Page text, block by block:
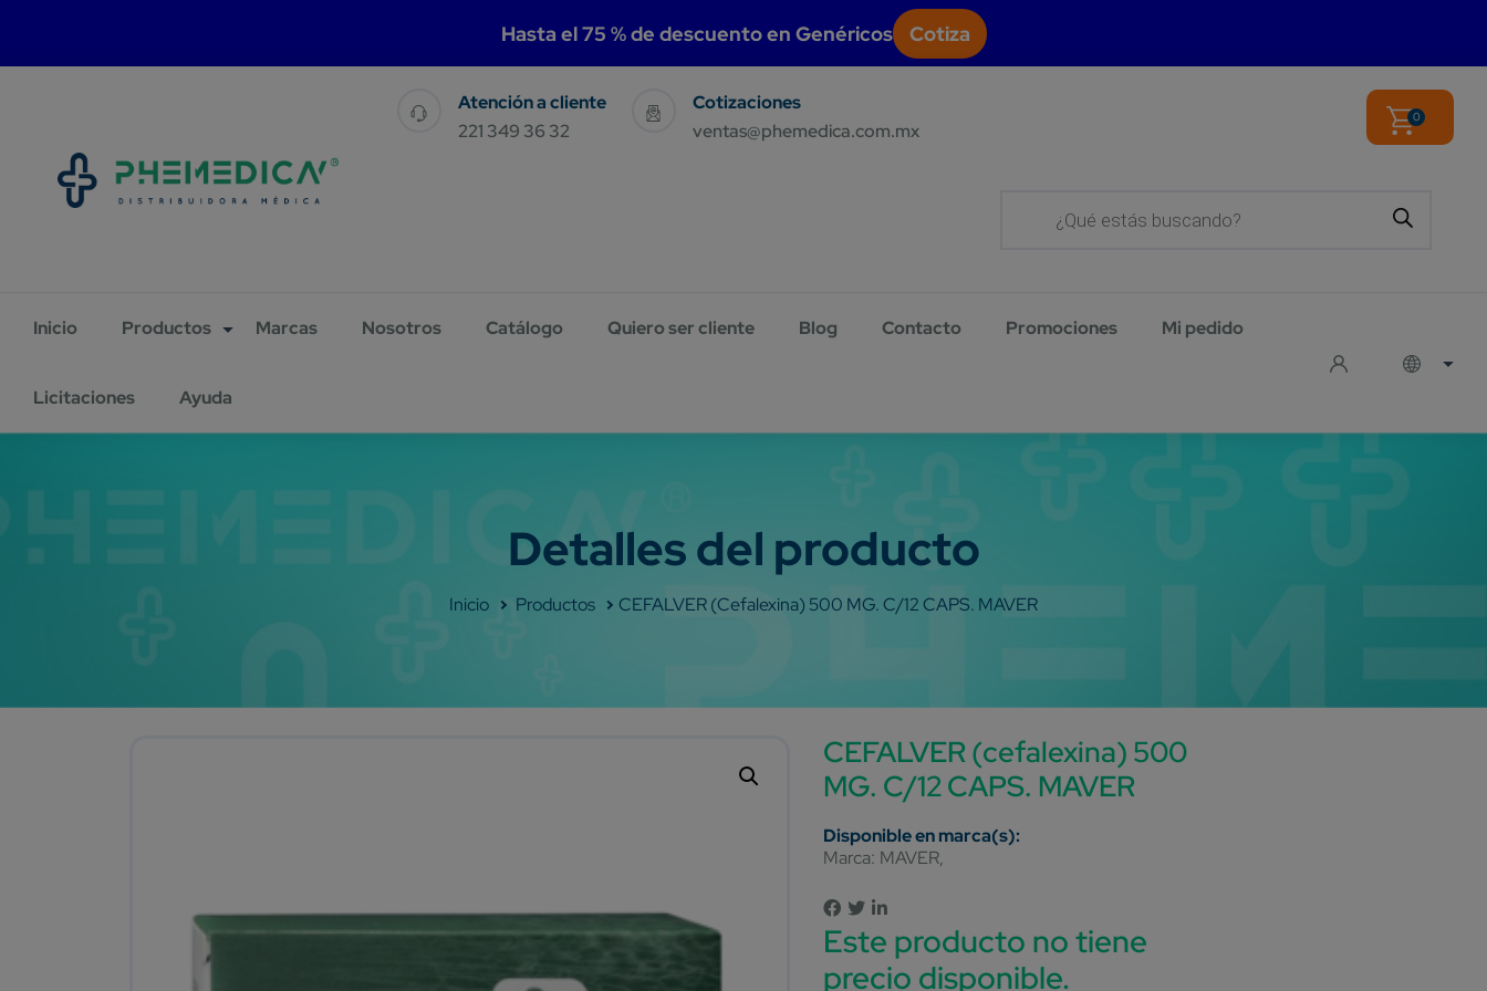
Hasta el 75 % de descuento en Genéricos Cotiza
For Sales & Support
221 349 36 32
Have Query E-Mail Us
ventas@phemedica.com.mx
0
Inicio Productos Marcas Nosotros Catálogo Quiero ser cliente Blog Contacto Promociones Mi pedido
Licitaciones Ayuda
Shop CEFALVER (cefalexina) 500 MG. C/12 CAPS. MAVER
CEFALVER (cefalexina) 500
MG. C/12 CAPS. MAVER
Marca: MAVER
Este producto no tiene
precio disponible.